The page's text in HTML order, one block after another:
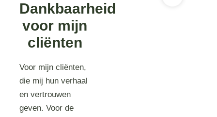
Dankbaarheid
voor mijn
cliënten
Voor mijn cliënten,
die mij hun verhaal
en vertrouwen
geven. Voor de